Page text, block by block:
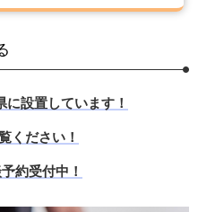
に設置しています！
ください！
約受付中！